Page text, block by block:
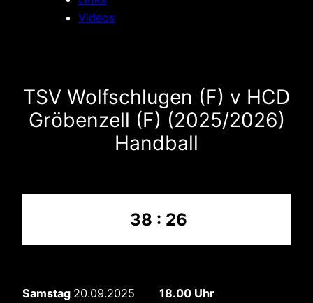
Videos
TSV Wolfschlugen (F) v HCD
Gröbenzell (F) (2025/2026)
Handball
38 : 26
Samstag 20.09.2025 18.00 Uhr